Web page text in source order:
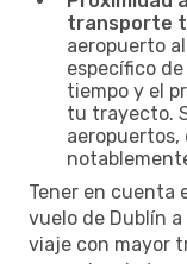
transporte
aeropuerto
específico
tiempo y el
tu trayecto.
Tener en cuenta
vuelo de Dublín
viaje con mayor